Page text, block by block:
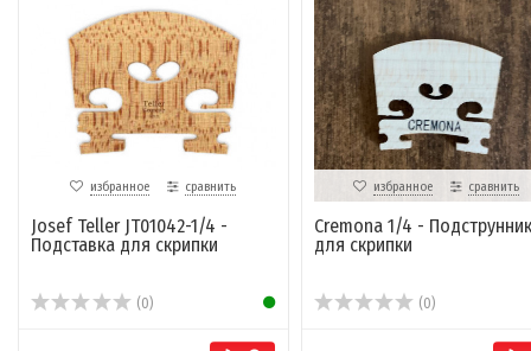
избранное сравнить
Josef Teller JT01042-1/4 -
Подставка для скрипки
(0)
избранное сравнить
Cremona 1/4 - Подструнник
для скрипки
(0)